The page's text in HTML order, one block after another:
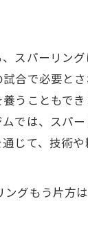
スパーリン
合で必要と
うこともで
では、スパ
じて、技術や
グもう片方